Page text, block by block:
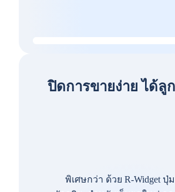
ปิดการขายง่าย ได้ลู
พิเศษกว่า ด้วย R-Widget ปุ่